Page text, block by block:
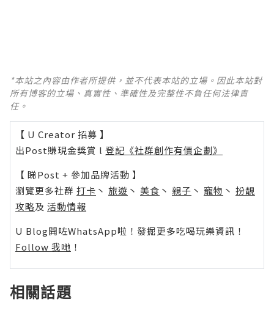
*本站之內容由作者所提供，並不代表本站的立場。因此本站對
所有博客的立場、真實性、準確性及完整性不負任何法律責
任。
【 U Creator 招募 】
出Post賺現金獎賞 l 登記《社群創作有價企劃》
【 睇Post + 參加品牌活動 】
瀏覽更多社群 打卡 丶 旅遊 丶 美食 丶 親子 丶 寵物 丶 扮靚
攻略及 活動情報
U Blog開咗WhatsApp啦！發掘更多吃喝玩樂資訊！
Follow 我哋 ！
相關話題